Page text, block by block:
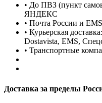
• До ПВЗ (пункт
ЯНДЕКС
• Почта России и
• Курьерская
Dostavista, EMS,
• Транспортные
Доставка за пределы